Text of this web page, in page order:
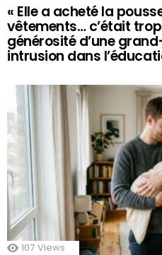
« Elle a acheté la
vêtements… c’était
générosité d’une
intrusion dans
107 Views